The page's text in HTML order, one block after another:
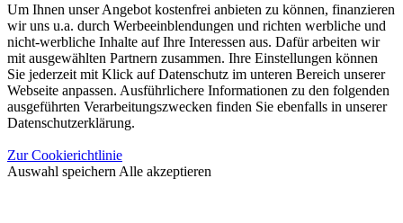
Um Ihnen unser Angebot kostenfrei anbieten zu können, finanzieren
wir uns u.a. durch Werbeeinblendungen und richten werbliche und
nicht-werbliche Inhalte auf Ihre Interessen aus. Dafür arbeiten wir
mit ausgewählten Partnern zusammen. Ihre Einstellungen können
Sie jederzeit mit Klick auf Datenschutz im unteren Bereich unserer
Webseite anpassen. Ausführlichere Informationen zu den folgenden
ausgeführten Verarbeitungszwecken finden Sie ebenfalls in unserer
Datenschutzerklärung.
Zur Cookierichtlinie
Auswahl speichern Alle akzeptieren